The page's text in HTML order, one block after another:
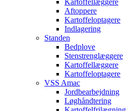
Kartoffellæggere
Aftoppere
Kartoffeloptagere
Indlagering
Standen
Bedplove
Stenstrenglæggere
Kartoffellæggere
Kartoffeloptagere
VSS Amac
Jordbearbejdning
Løghåndtering